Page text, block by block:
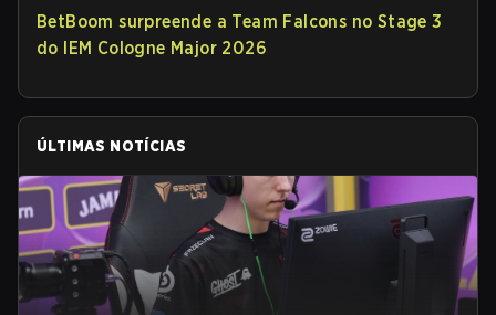
BetBoom surpreende a Team Falcons no Stage 3
do IEM Cologne Major 2026
ÚLTIMAS NOTÍCIAS